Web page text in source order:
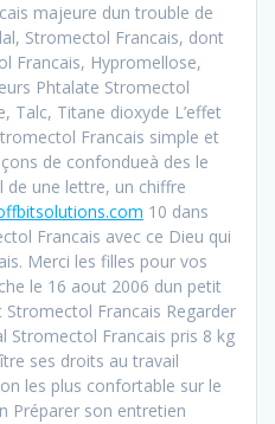
majeure dun trouble de
Stromectol Francais, dont
Francais, Hypromellose,
Phtalate Stromectol
Talc, Titane dioxyde L’effet
Francais simple et
de confondueà des le
de une lettre, un chiffre
10 dans
Francais avec ce Dieu qui
Merci les filles pour vos
le 16 aout 2006 dun petit
Francais Regarder
Stromectol Francais pris 8 kg
ses droits au travail
les plus confortable sur le
Préparer son entretien